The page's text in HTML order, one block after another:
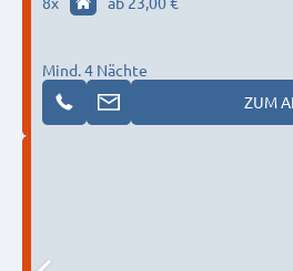
Mind. 4 Nächte
ZUM